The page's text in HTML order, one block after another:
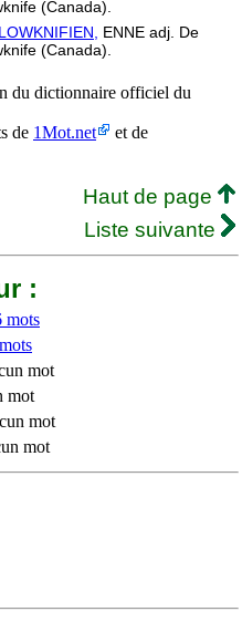
(Canada).
ENNE adj. De
(Canada).
du dictionnaire officiel du
de 1Mot.net
et de
Haut de page
Liste suivante
:
mots
mot
mot
mot
mot